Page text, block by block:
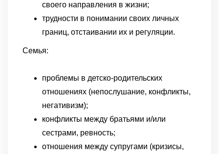
своего направления в жизни;
трудности в понимании своих личных
границ, отстаивании их и регуляции.
Семья:
проблемы в детско-родительских
отношениях (непослушание, конфликты,
негативизм);
конфликты между братьями и/или
сестрами, ревность;
отношения между супругами (кризисы,